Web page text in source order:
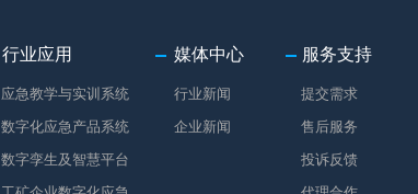
行业应用 媒体中心 服务支持
应急教学与实训系统
数字化应急产品系统
数字孪生及智慧平台
行业新闻
企业新闻
提交需求
售后服务
投诉反馈